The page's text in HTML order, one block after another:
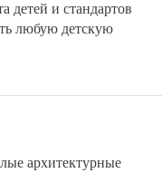
детей и стандартов
любую детскую
архитектурные